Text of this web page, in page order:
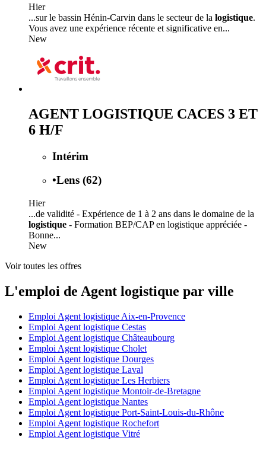
Hier
...sur le bassin Hénin-Carvin dans le secteur de la logistique.
Vous avez une expérience récente et significative en...
New
AGENT LOGISTIQUE CACES 3 ET
6 H/F
Intérim
•Lens (62)
Hier
...de validité - Expérience de 1 à 2 ans dans le domaine de la
logistique - Formation BEP/CAP en logistique appréciée -
Bonne...
New
Voir toutes les offres
L'emploi de Agent logistique par ville
Emploi Agent logistique Aix-en-Provence
Emploi Agent logistique Cestas
Emploi Agent logistique Châteaubourg
Emploi Agent logistique Cholet
Emploi Agent logistique Dourges
Emploi Agent logistique Laval
Emploi Agent logistique Les Herbiers
Emploi Agent logistique Montoir-de-Bretagne
Emploi Agent logistique Nantes
Emploi Agent logistique Port-Saint-Louis-du-Rhône
Emploi Agent logistique Rochefort
Emploi Agent logistique Vitré